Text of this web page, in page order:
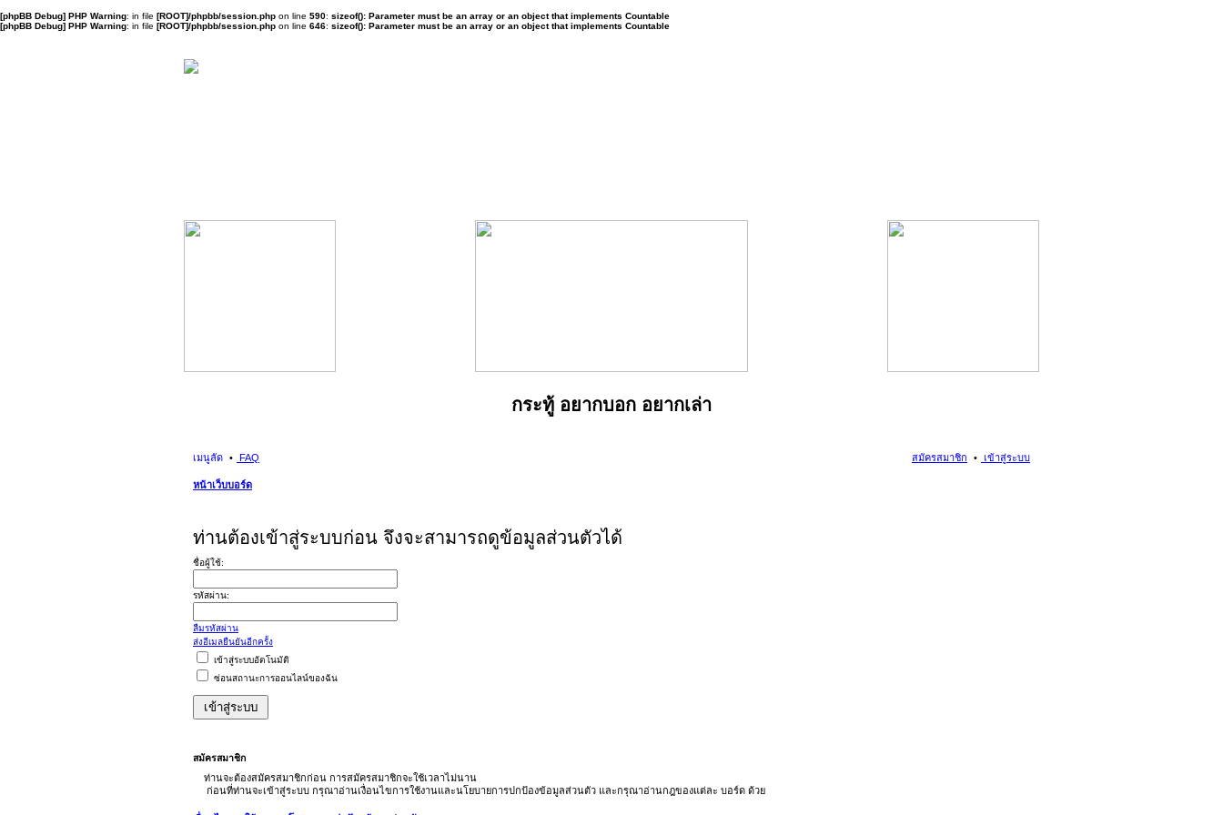
[phpBB Debug] PHP Warning: in file [ROOT]/phpbb/session.php on line 590: sizeof(): Parameter must be an array or an object that implements Countable
[phpBB Debug] PHP Warning: in file [ROOT]/phpbb/session.php on line 646: sizeof(): Parameter must be an array or an object that implements Countable
กระทู้ อยากบอก อยากเล่า
เมนูลัด FAQ เข้าสู่ระบบ
สมัครสมาชิก
หน้าเว็บบอร์ด
ท่านต้องเข้าสู่ระบบก่อน จึงจะสามารถดูข้อมูลส่วนตัวได้
ชื่อผู้ใช้:
รหัสผ่าน:
ลืมรหัสผ่าน
ส่งอีเมลยืนยันอีกครั้ง
เข้าสู่ระบบอัตโนมัติ
ซ่อนสถานะการออนไลน์ของฉัน
สมัครสมาชิก
ท่านจะต้องสมัครสมาชิกก่อน การสมัครสมาชิกจะใช้เวลาไม่นาน
ก่อนที่ท่านจะเข้าสู่ระบบ กรุณาอ่านเงื่อนไขการใช้งานและนโยบายการปกป้องข้อมูลส่วนตัว และกรุณาอ่านกฎของแต่ละ บอร์ด ด้วย